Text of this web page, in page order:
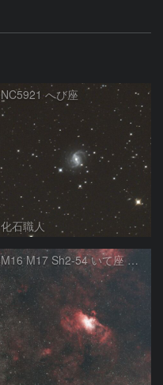
NC5921 へび座
化石職人
M16 M17 Sh2-54 いて座 へび座